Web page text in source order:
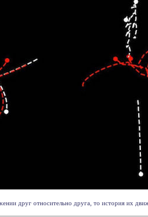
друг относительно друга, то история их